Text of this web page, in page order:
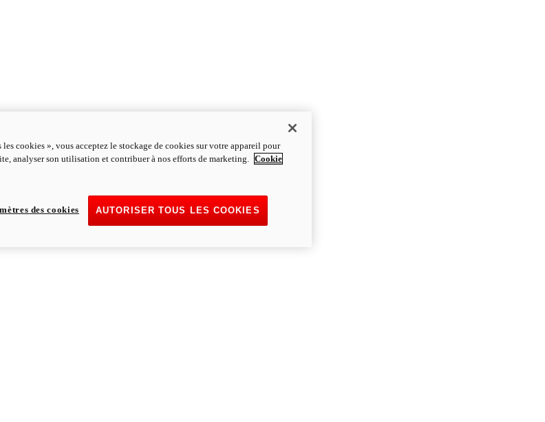
cookies », vous acceptez le stockage de cookies sur votre appareil pour
analyser son utilisation et contribuer à nos efforts de marketing. Cookie
AUTORISER TOUS LES COOKIES
des cookies